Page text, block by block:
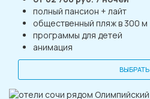
полный пансион + лайт
общественный пляж в 300 м
программы для детей
анимация
ВЫБРАТЬ